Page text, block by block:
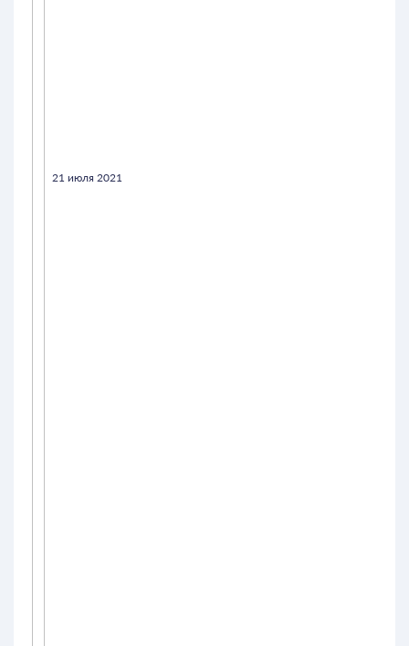
21 июля 2021